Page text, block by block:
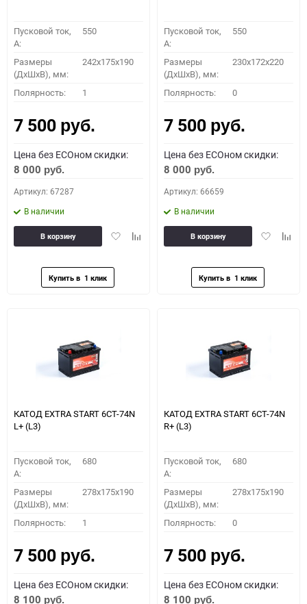
Пусковой ток,
A:
550
Размеры
(ДхШхВ), мм:
242x175x190
Полярность: 1
7 500 руб.
Цена без ECOном скидки:
8 000 руб.
Артикул: 67287
В наличии
ДобавитьДобавить
В корзину
Пусковой ток,
A:
550
Размеры
(ДхШхВ), мм:
230x172x220
Полярность: 0
7 500 руб.
Цена без ECOном скидки:
8 000 руб.
Артикул: 66659
В наличии
Добавить
В корзину
КАТОД EXTRA START 6СТ-74N
L+ (L3)
Пусковой ток,
A:
680
Размеры
(ДхШхВ), мм:
278x175x190
Полярность: 1
7 500 руб.
Цена без ECOном скидки:
8 100 руб.
КАТОД EXTRA START 6СТ-74N
R+ (L3)
Пусковой ток,
A:
680
Размеры
(ДхШхВ), мм:
278x175x190
Полярность: 0
7 500 руб.
Цена без ECOном скидки:
8 100 руб.